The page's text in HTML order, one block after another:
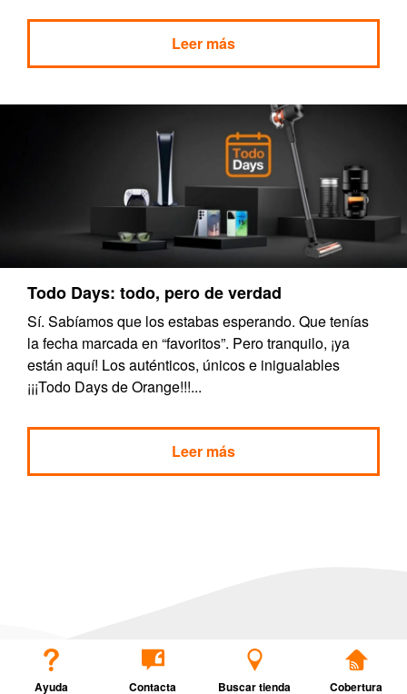
Leer más
Todo Days: todo, pero de verdad
Sí. Sabíamos que los estabas esperando. Que tenías
la fecha marcada en “favoritos”. Pero tranquilo, ¡ya
están aquí! Los auténticos, únicos e inigualables
¡¡¡Todo Days de Orange!!!...
Leer más
Ayuda Contacta Buscar tienda Cobertura